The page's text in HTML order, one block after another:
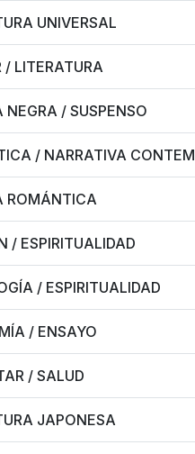
UNIVERSAL
/ LITERATURA
NEGRA / SUSPENSO
/ NARRATIVA
ROMÁNTICA
/ ESPIRITUALIDAD
/ ESPIRITUALIDAD
/ ENSAYO
/ SALUD
JAPONESA